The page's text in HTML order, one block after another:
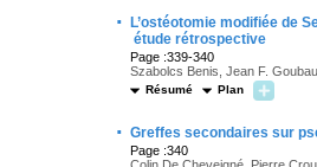
·
L’ostéotomie modifiée de
étude rétrospective
Page :339-340
Szabolcs Benis, Jean F.
Résumé Plan
· Greffes secondaires sur
Page :340